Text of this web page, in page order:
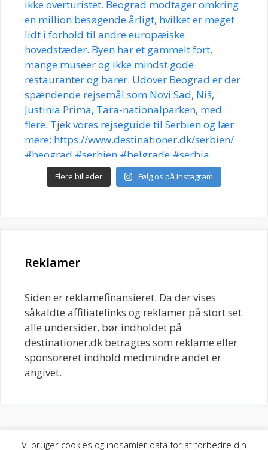
Flere billeder Følg os på Instagram
Reklamer
Siden er reklamefinansieret. Da der vises
såkaldte affiliatelinks og reklamer på stort set
alle undersider, bør indholdet på
destinationer.dk betragtes som reklame eller
sponsoreret indhold medmindre andet er
angivet.
Vi bruger cookies og indsamler data for at forbedre din